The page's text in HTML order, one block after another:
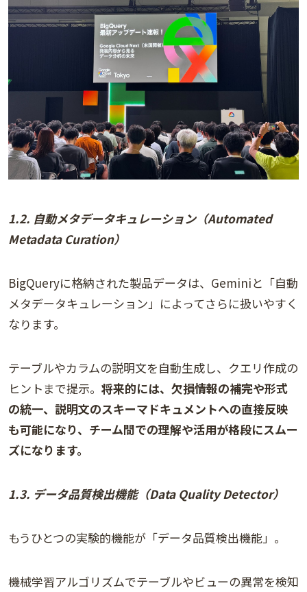
1.2. 自動メタデータキュレーション（Automated
Metadata Curation）
BigQueryに格納された製品データは、Geminiと「自動
メタデータキュレーション」によってさらに扱いやすく
なります。
テーブルやカラムの説明文を自動生成し、クエリ作成の
ヒントまで提示。 将来的には、欠損情報の補完や形式
の統一、説明文のスキーマドキュメントへの直接反映
も可能になり、チーム間での理解や活用が格段にスムー
ズになります。
1.3. データ品質検出機能（Data Quality Detector）
もうひとつの実験的機能が「データ品質検出機能」。
機械学習アルゴリズムでテーブルやビューの異常を検知